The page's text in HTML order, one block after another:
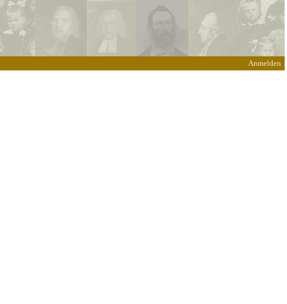
Anmelden